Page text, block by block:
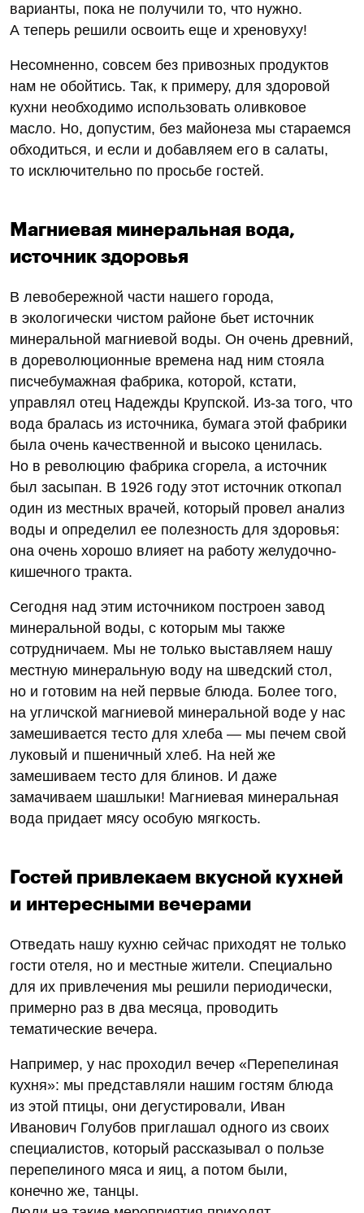
варианты, пока не получили то, что нужно.
А теперь решили освоить еще и хреновуху!
Несомненно, совсем без привозных продуктов
нам не обойтись. Так, к примеру, для здоровой
кухни необходимо использовать оливковое
масло. Но, допустим, без майонеза мы стараемся
обходиться, и если и добавляем его в салаты,
то исключительно по просьбе гостей.
Магниевая минеральная вода,
источник здоровья
В левобережной части нашего города,
в экологически чистом районе бьет источник
минеральной магниевой воды. Он очень древний,
в дореволюционные времена над ним стояла
писчебумажная фабрика, которой, кстати,
управлял отец Надежды Крупской. Из-за того, что
вода бралась из источника, бумага этой фабрики
была очень качественной и высоко ценилась.
Но в революцию фабрика сгорела, а источник
был засыпан. В 1926 году этот источник откопал
один из местных врачей, который провел анализ
воды и определил ее полезность для здоровья:
она очень хорошо влияет на работу желудочно-
кишечного тракта.
Сегодня над этим источником построен завод
минеральной воды, с которым мы также
сотрудничаем. Мы не только выставляем нашу
местную минеральную воду на шведский стол,
но и готовим на ней первые блюда. Более того,
на угличской магниевой минеральной воде у нас
замешивается тесто для хлеба — мы печем свой
луковый и пшеничный хлеб. На ней же
замешиваем тесто для блинов. И даже
замачиваем шашлыки! Магниевая минеральная
вода придает мясу особую мягкость.
Гостей привлекаем вкусной кухней
и интересными вечерами
Отведать нашу кухню сейчас приходят не только
гости отеля, но и местные жители. Специально
для их привлечения мы решили периодически,
примерно раз в два месяца, проводить
тематические вечера.
Например, у нас проходил вечер «Перепелиная
кухня»: мы представляли нашим гостям блюда
из этой птицы, они дегустировали, Иван
Иванович Голубов приглашал одного из своих
специалистов, который рассказывал о пользе
перепелиного мяса и яиц, а потом были,
конечно же, танцы.